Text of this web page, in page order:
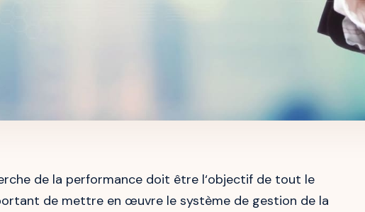
de la performance doit être l‘objectif de tout le
de mettre en œuvre le système de gestion de la